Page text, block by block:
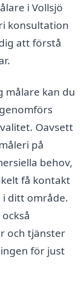
i Vollsjö
konsultation
att förstå
målare kan du
Oavsett
på
behov,
få kontakt
i ditt område.
och tjänster
för just